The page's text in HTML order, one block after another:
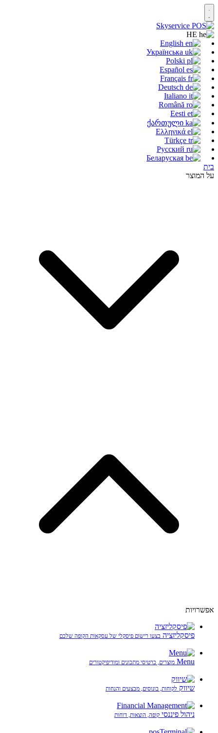
English
Українська
Polski
Español
Français
Deutsch
Italiano
Română
Eesti
ქართული
Ελληνικά
Türkçe
Русский
Беларуская
בית
על המוצר
אפשרויות
פיסקליזציה בצעו רישום פיסקלי של עסקאות הקופה שלכם
Menu מוצרים, כרטיסי מתכונים ומודיפיקטורים
שיווק לקוחות, בונוסים, מבצעים והנחות
ניהול פיננסי קופה, הוצאות, דוחות